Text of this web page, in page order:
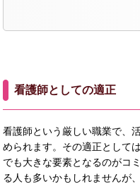
看護師としての適正
看護師という厳しい職業で、
められます。その適正として
でも大きな要素となるのがコ
る人も多いかもしれませんが